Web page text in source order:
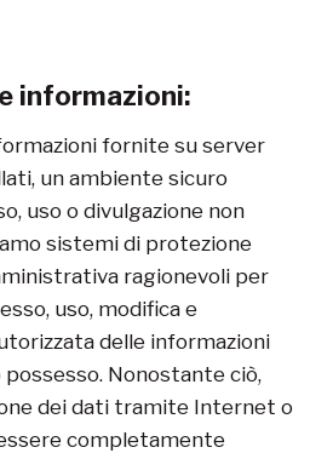
informazioni:
fornite su server
un ambiente sicuro
uso o divulgazione non
sistemi di protezione
ragionevoli per
uso, modifica e
delle informazioni
Nonostante ciò,
dei dati tramite Internet o
completamente